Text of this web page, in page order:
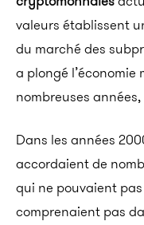
valeurs établissent
du marché des
a plongé
nombreuses
Dans les années
accordaient de
qui ne pouvaient
comprenaient pas